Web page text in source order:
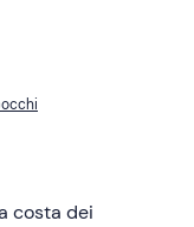
costa dei